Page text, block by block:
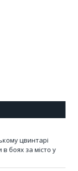
цвинтарі
в боях за місто у